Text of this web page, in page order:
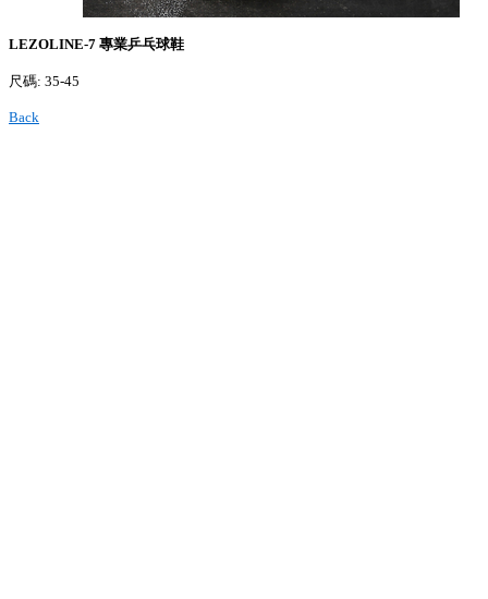
LEZOLINE-7 專業乒乓球鞋
尺碼: 35-45
Back